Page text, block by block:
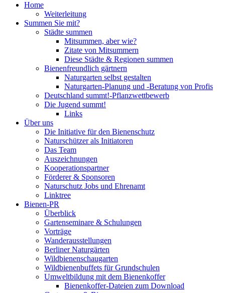
Home
Weiterleitung
Summen Sie mit?
Städte summen
Mitsummen, aber wie?
Zitate von Mitsummern
Diese Städte & Regionen summen
Bienenfreundlich gärtnern
Naturgarten selbst gestalten
Naturgarten-Planung und -Beratung von Profis
Deutschland summt!-Pflanzwettbewerb
Die Jugend summt!
Links
Über uns
Die Initiative für den Bienenschutz
Naturschützer als Initiatoren
Das Team
Auszeichnungen
Kooperationspartner
Förderer & Sponsoren
Naturschutz Jobs und Ehrenamt
Linktree
Bienen-PR
Überblick
Gartenseminare & Schulungen
Vorträge
Wanderausstellungen
Berliner Naturgärten
Wildbienenschaugarten
Wildbienenbuffets für Grundschulen
Umweltbildung mit dem Bienenkoffer
Bienenkoffer-Dateien zum Download